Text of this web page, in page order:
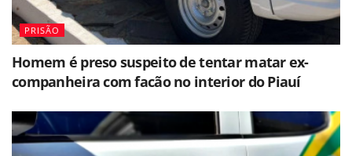
PRISÃO
Homem é preso suspeito de tentar matar ex-
companheira com facão no interior do Piauí